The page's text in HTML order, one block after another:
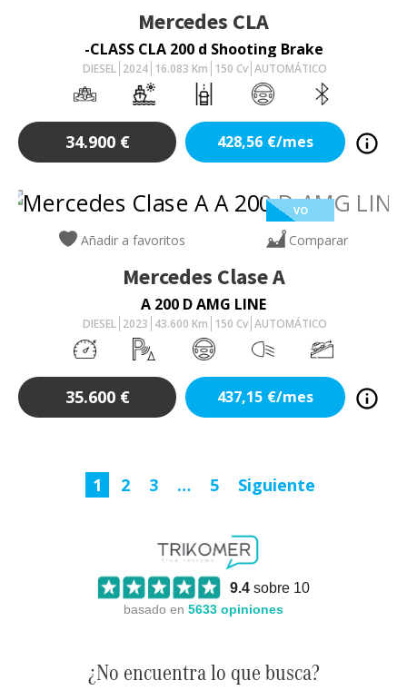
Mercedes CLA
-CLASS CLA 200 d Shooting Brake
DIESEL 2024 16.083 Km 150 Cv AUTOMÁTICO
34.900 € 428,56 €/mes
VO
Añadir a favoritos Comparar
Mercedes Clase A
A 200 D AMG LINE
DIESEL 2023 43.600 Km 150 Cv AUTOMÁTICO
35.600 € 437,15 €/mes
1 2 3 … 5 Siguiente
9.4sobre 10
basado en 5633 opiniones
¿No encuentra lo que busca?